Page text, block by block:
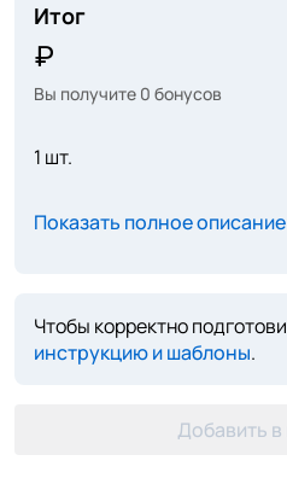
Итог
Вы получите 0 бонусов
1 шт.
Показать полное описание
Чтобы корректно
инструкцию и шаблоны.
Добавить